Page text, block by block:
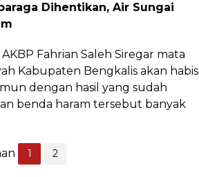
Dihentikan, Air Sungai
Fahrian Saleh Siregar mata
Kabupaten Bengkalis akan habis
dengan hasil yang sudah
benda haram tersebut banyak
1 2